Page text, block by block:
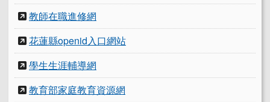
教師在職進修網
花蓮縣openid入口網站
學生生涯輔導網
教育部家庭教育資源網